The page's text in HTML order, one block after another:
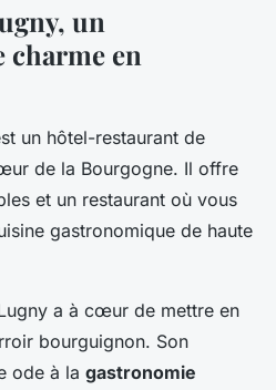
un
charme en
un hôtel-restaurant de
de la Bourgogne. Il offre
et un restaurant où vous
gastronomique de haute
a à cœur de mettre en
bourguignon. Son
ode à la gastronomie